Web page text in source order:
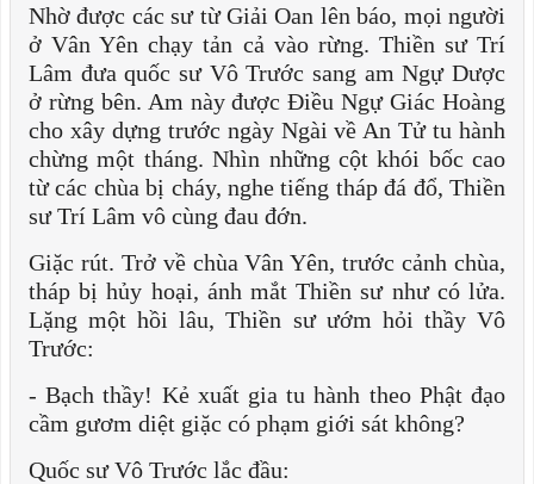
Nhờ được các sư từ Giải Oan lên báo, mọi người
ở Vân Yên chạy tản cả vào rừng. Thiền sư Trí
Lâm đưa quốc sư Vô Trước sang am Ngự Dược
ở rừng bên. Am này được Điều Ngự Giác Hoàng
cho xây dựng trước ngày Ngài về An Tử tu hành
chừng một tháng. Nhìn những cột khói bốc cao
từ các chùa bị cháy, nghe tiếng tháp đá đổ, Thiền
sư Trí Lâm vô cùng đau đớn.
Giặc rút. Trở về chùa Vân Yên, trước cảnh chùa,
tháp bị hủy hoại, ánh mắt Thiền sư như có lửa.
Lặng một hồi lâu, Thiền sư ướm hỏi thầy Vô
Trước:
- Bạch thầy! Kẻ xuất gia tu hành theo Phật đạo
cầm gươm diệt giặc có phạm giới sát không?
Quốc sư Vô Trước lắc đầu: